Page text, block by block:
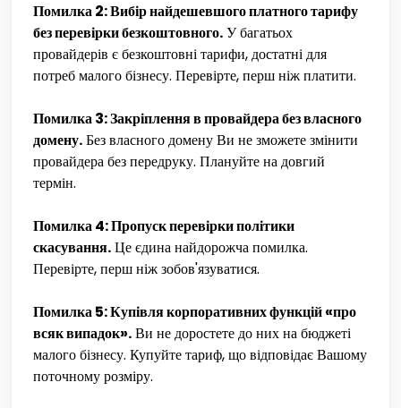
Помилка 2: Вибір найдешевшого платного тарифу
без перевірки безкоштовного.У багатьох
провайдерів є безкоштовні тарифи, достатні для
потреб малого бізнесу. Перевірте, перш ніж платити.
Помилка 3: Закріплення в провайдера без власного
домену.Без власного домену Ви не зможете змінити
провайдера без передруку. Плануйте на довгий
термін.
Помилка 4: Пропуск перевірки політики
скасування.Це єдина найдорожча помилка.
Перевірте, перш ніж зобов'язуватися.
Помилка 5: Купівля корпоративних функцій «про
всяк випадок».Ви не доростете до них на бюджеті
малого бізнесу. Купуйте тариф, що відповідає Вашому
поточному розміру.